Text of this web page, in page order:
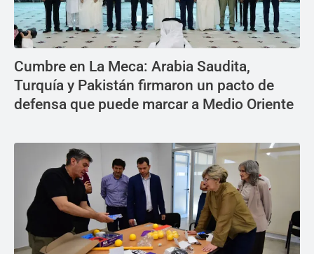
Cumbre en La Meca: Arabia Saudita,
Turquía y Pakistán firmaron un pacto de
defensa que puede marcar a Medio Oriente